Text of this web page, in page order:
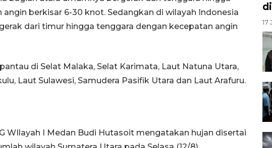
berkisar 6-30 knot. Sedangkan di wilayah Indonesia
dari timur hingga tenggara dengan kecepatan angin
di Selat Malaka, Selat Karimata, Laut Natuna Utara,
Laut Sulawesi, Samudera Pasifik Utara dan Laut Arafuru.
WIlayah I Medan Budi Hutasoit mengatakan hujan disertai
17